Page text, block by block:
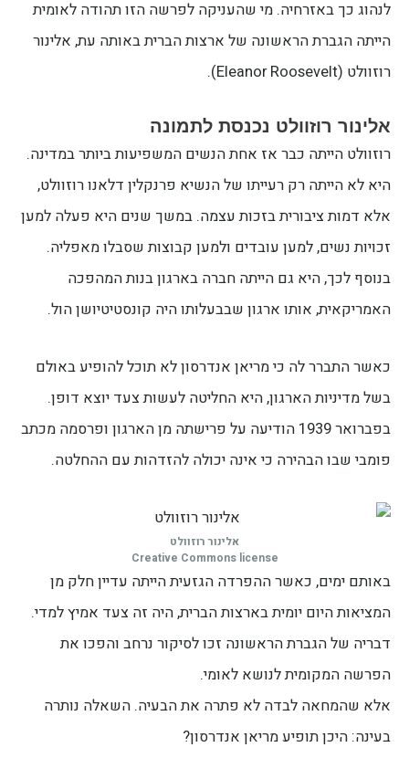
לנהוג כך באזרחיה. מי שהעניקה לפרשה הזו תהודה לאומית
הייתה הגברת הראשונה של ארצות הברית באותה עת, אלינור
רוזוולט (Eleanor Roosevelt).
אלינור רוזוולט נכנסת לתמונה
רוזוולט הייתה כבר אז אחת הנשים המשפיעות ביותר במדינה.
היא לא הייתה רק רעייתו של הנשיא פרנקלין דלאנו רוזוולט,
אלא דמות ציבורית בזכות עצמה. במשך שנים היא פעלה למען
זכויות נשים, למען עובדים ולמען קבוצות שסבלו מאפליה.
בנוסף לכך, היא גם הייתה חברה בארגון בנות המהפכה
האמריקאית, אותו ארגון שבבעלותו היה קונסטיטיושן הול.
כאשר התברר לה כי מריאן אנדרסון לא תוכל להופיע באולם
בשל מדיניות הארגון, היא החליטה לעשות צעד יוצא דופן.
בפברואר 1939 הודיעה על פרישתה מן הארגון ופרסמה מכתב
פומבי שבו הבהירה כי אינה יכולה להזדהות עם ההחלטה.
אלינור רוזוולט
Creative Commons license
באותם ימים, כאשר ההפרדה הגזעית הייתה עדיין חלק מן
המציאות היום יומית בארצות הברית, היה זה צעד אמיץ למדי.
דבריה של הגברת הראשונה זכו לסיקור נרחב והפכו את
הפרשה המקומית לנושא לאומי.
אלא שהמחאה לבדה לא פתרה את הבעיה. השאלה נותרה
בעינה: היכן תופיע מריאן אנדרסון?